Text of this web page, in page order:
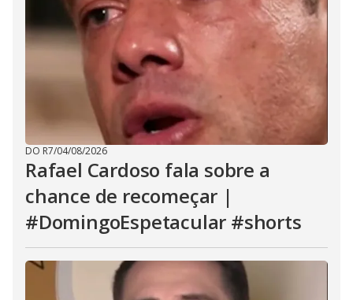
DO R7/04/08/2026
Rafael Cardoso fala sobre a
chance de recomeçar |
#DomingoEspetacular #shorts